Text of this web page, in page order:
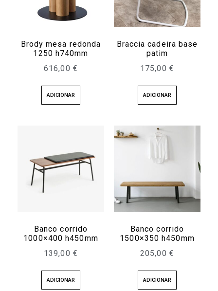
Brody mesa redonda
1250 h740mm
616,00 €
ADICIONAR
Braccia cadeira base
patim
175,00 €
ADICIONAR
Banco corrido
1000×400 h450mm
139,00 €
ADICIONAR
Banco corrido
1500×350 h450mm
205,00 €
ADICIONAR